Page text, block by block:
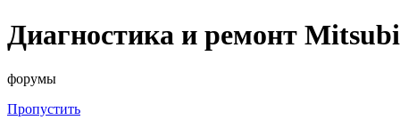
Диагностика и ремонт
форумы
Пропустить